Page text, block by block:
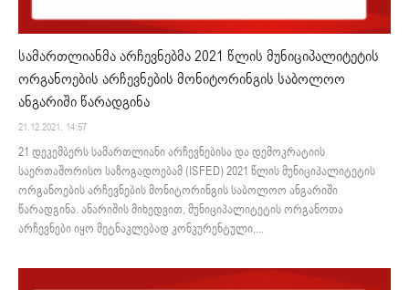
სამართლიანმა არჩევნებმა 2021 წლის მუნიციპალიტეტის
ორგანოების არჩევნების მონიტორინგის საბოლოო
ანგარიში წარადგინა
21.12.2021. 14:57
21 დეკემბერს სამართლიანი არჩევნებისა და დემოკრატიის
საერთაშორისო საზოგადოებამ (ISFED) 2021 წლის მუნიციპალიტეტის
ორგანოების არჩევნების მონიტორინგის საბოლოო ანგარიში
წარადგინა. ანარიშის მიხედვით, მუნიციპალიტეტის ორგანოთა
არჩევნები იყო მეტნაკლებად კონკურენტული,...